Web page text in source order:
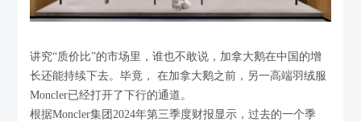
讲究“质价比”的市场里，谁也不敢说，加拿大鹅在中国的增
长还能持续下去。毕竟， 在加拿大鹅之前，另一高端羽绒服
Moncler已经打开了下行的通道。
根据Moncler集团2024年第三季度财报显示，过去的一个季